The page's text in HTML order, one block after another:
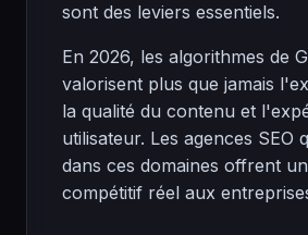
sont des leviers essentiels.
En 2026, les algorithmes de
valorisent plus que jamais
la qualité du contenu et
utilisateur. Les agences SEO
dans ces domaines offrent
compétitif réel aux